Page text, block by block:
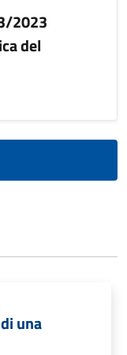
2023
del
una